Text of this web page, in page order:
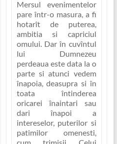
Mersul evenimentelor
pare într-o masura, a fi
hotarît de puterea,
ambitia si capriciul
omului. Dar în cuvîntul
lui Dumnezeu
perdeaua este data la o
parte si atunci vedem
înapoia, deasupra si în
toata întinderea
oricarei înaintari sau
dari înapoi a
intereselor, puterilor si
patimilor omenesti,